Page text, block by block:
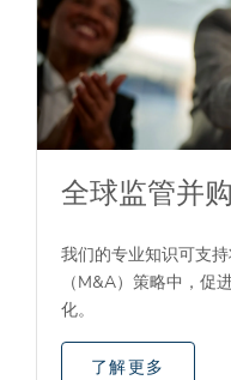
全球监管并
我们的专业知识可支
（M&A）策略中，促
化。
了解更多